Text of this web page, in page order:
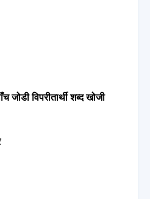
जोडी विपरीतार्थी शब्द खोजी